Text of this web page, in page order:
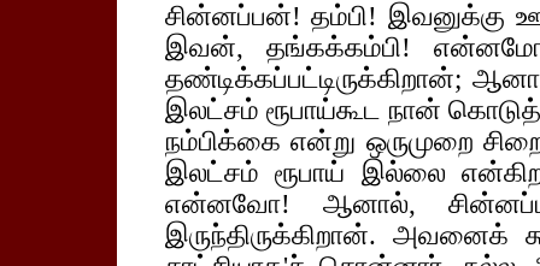
சின்னப்பன்! தம்பி! இவனுக்கு
இவன், தங்கக்கம்பி! என்னமோ
தண்டிக்கப்பட்டிருக்கிறான்;
இலட்சம் ரூபாய்கூட நான்
நம்பிக்கை என்று ஒருமுறை சிறை
இலட்சம் ரூபாய் இல்லை என்கிற
என்னவோ! ஆனால்,
இருந்திருக்கிறான். அவனைக்